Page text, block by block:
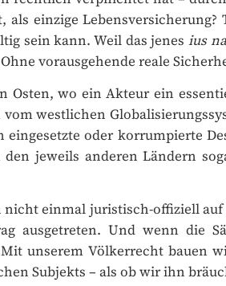
einzige
sein kann. Weil das jenes
ius
vorausgehende reale
wo ein Akteur ein
westlichen
eingesetzte oder korrumpierte
jeweils anderen Ländern
nicht einmal juristisch-offiziell
ausgetreten. Und wenn die
unserem Völkerrecht bauen
Subjekts – als ob wir ihn